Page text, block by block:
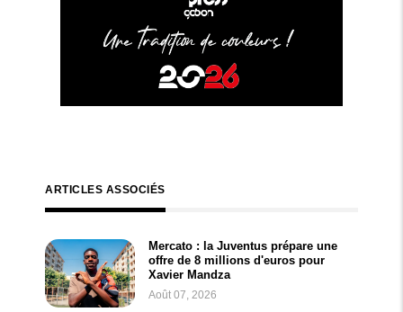
ARTICLES ASSOCIÉS
Mercato : la Juventus prépare une
offre de 8 millions d'euros pour
Xavier Mandza
Août 07, 2026